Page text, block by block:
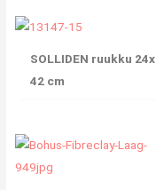
SOLLIDEN ruukku 24x
42 cm